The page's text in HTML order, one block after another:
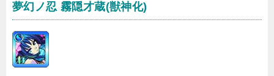
夢幻ノ忍 霧隠才蔵(獣神化)